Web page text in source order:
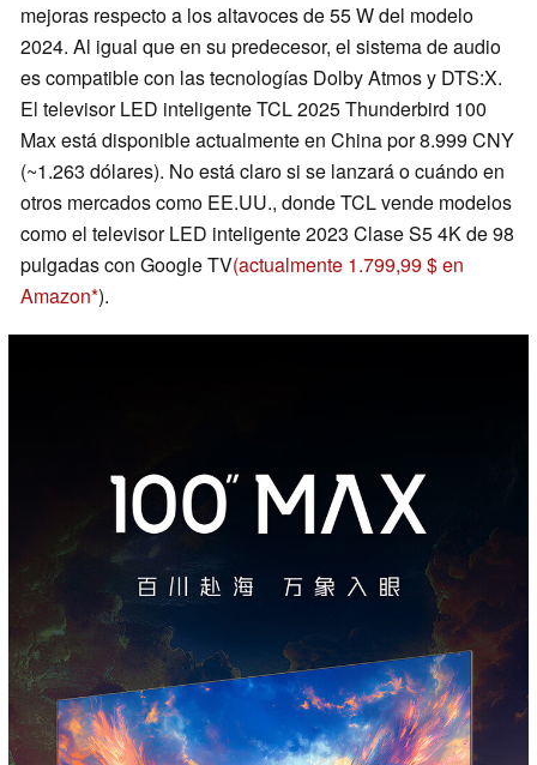
mejoras respecto a los altavoces de 55 W del modelo
2024. Al igual que en su predecesor, el sistema de audio
es compatible con las tecnologías Dolby Atmos y DTS:X.
El televisor LED inteligente TCL 2025 Thunderbird 100
Max está disponible actualmente en China por 8.999 CNY
(~1.263 dólares). No está claro si se lanzará o cuándo en
otros mercados como EE.UU., donde TCL vende modelos
como el televisor LED inteligente 2023 Clase S5 4K de 98
pulgadas con Google TV(actualmente 1.799,99 $ en
Amazon ).